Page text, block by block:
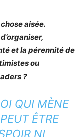
aisée.
et la pérennité de
ou
?
QUI MÈNE
ÊTRE
NI